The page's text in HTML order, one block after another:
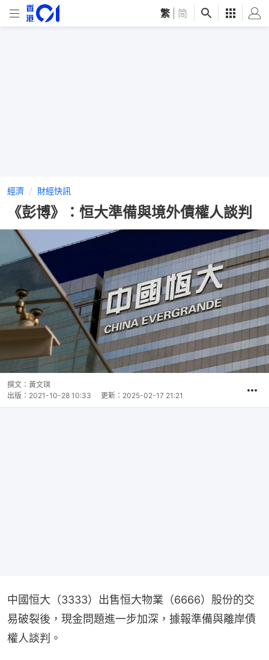
繁 简
經濟 財經快訊
《彭博》：恒大準備與境外債權人談判
撰文： 黃文琪
出版： 2021-10-28 10:33 更新： 2025-02-17 21:21
中國恒大（3333）出售恒大物業（6666）股份的交
易破裂後，現金問題進一步加深，據報準備與離岸債
權人談判。